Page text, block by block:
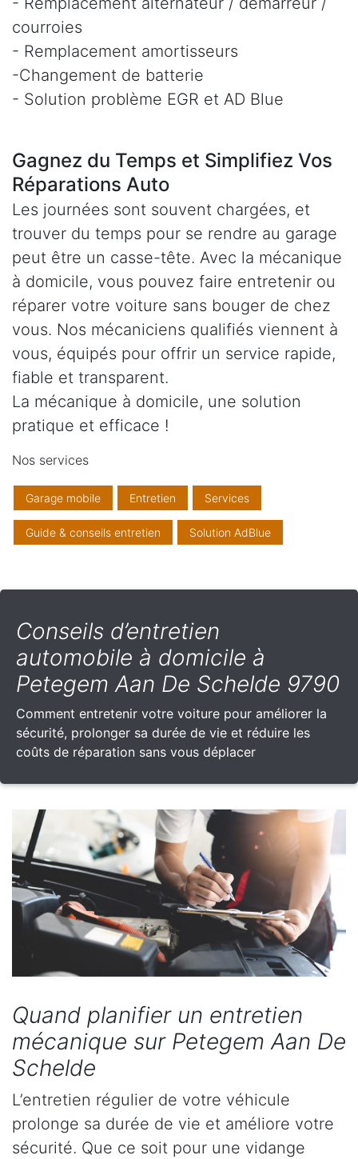
courroies
- Remplacement amortisseurs
-Changement de batterie
- Solution problème EGR et AD Blue
Gagnez du Temps et Simplifiez Vos
Réparations Auto
Les journées sont souvent chargées, et
trouver du temps pour se rendre au garage
peut être un casse-tête. Avec la mécanique
à domicile, vous pouvez faire entretenir ou
réparer votre voiture sans bouger de chez
vous. Nos mécaniciens qualifiés viennent à
vous, équipés pour offrir un service rapide,
fiable et transparent.
La mécanique à domicile, une solution
pratique et efficace !
Nos services
Garage mobile Entretien Services
Guide & conseils entretien Solution AdBlue
Conseils d’entretien
automobile à domicile à
Petegem Aan De Schelde 9790
Comment entretenir votre voiture pour améliorer la
sécurité, prolonger sa durée de vie et réduire les
coûts de réparation sans vous déplacer
Quand planifier un entretien
mécanique sur Petegem Aan De
Schelde
L’entretien régulier de votre véhicule
prolonge sa durée de vie et améliore votre
sécurité. Que ce soit pour une vidange